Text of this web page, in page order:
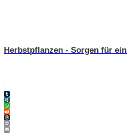
Herbstpflanzen - Sorgen für
Tumblr
XING
WhatsApp
Reddit
Threads
Print